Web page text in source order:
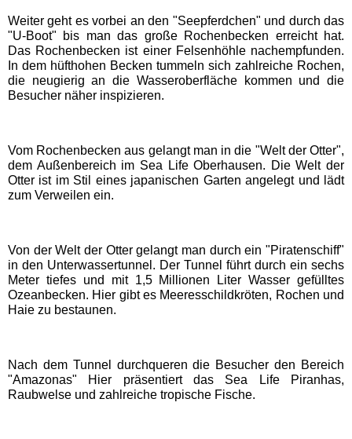
EDELWIES
Freizeit-Land Geiselwind
LEGOLAND Deutschland
Rodelbahn St. Englmar
Freizeitpark Lochmühle
Niedersachsen
Freizeitparks
Weiter geht es vorbei an den "Seepferdchen" und durch das
"U-Boot" bis man das große Rochenbecken erreicht hat.
Das Rochenbecken ist einer Felsenhöhle nachempfunden.
In dem hüfthohen Becken tummeln sich zahlreiche Rochen,
die neugierig an die Wasseroberfläche kommen und die
Besucher näher inspizieren.
Vom Rochenbecken aus gelangt man in die "Welt der Otter",
dem Außenbereich im Sea Life Oberhausen. Die Welt der
Otter ist im Stil eines japanischen Garten angelegt und lädt
zum Verweilen ein.
Von der Welt der Otter gelangt man durch ein "Piratenschiff"
in den Unterwassertunnel. Der Tunnel führt durch ein sechs
Meter tiefes und mit 1,5 Millionen Liter Wasser gefülltes
Ozeanbecken. Hier gibt es Meeresschildkröten, Rochen und
Haie zu bestaunen.
Nach dem Tunnel durchqueren die Besucher den Bereich
"Amazonas" Hier präsentiert das Sea Life Piranhas,
Raubwelse und zahlreiche tropische Fische.